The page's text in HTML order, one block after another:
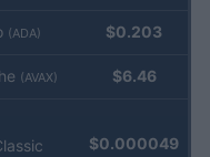
(ADA) $0.203
(AVAX) $6.46
$0.000049